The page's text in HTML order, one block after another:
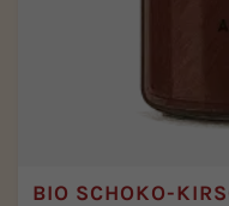
BIO SCHOKO-